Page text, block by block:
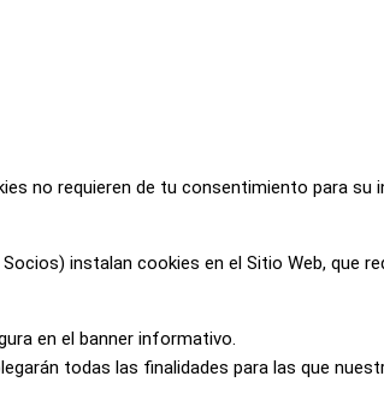
no requieren de tu consentimiento para su
instalan cookies en el Sitio Web, que
en el banner informativo.
todas las finalidades para las que